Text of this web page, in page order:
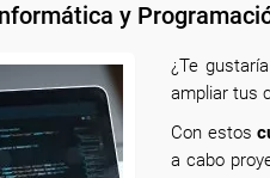
y
¿Te
ampliar tus
Con estos
a cabo